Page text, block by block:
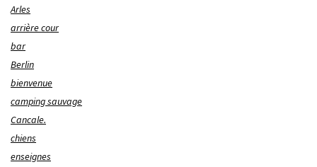
Arles
arrière cour
bar
Berlin
bienvenue
camping sauvage
Cancale.
chiens
enseignes